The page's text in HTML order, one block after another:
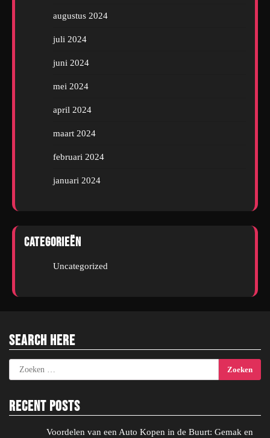
augustus 2024
juli 2024
juni 2024
mei 2024
april 2024
maart 2024
februari 2024
januari 2024
Categorieën
Uncategorized
Search Here
Zoeken
naar:
Recent Posts
Voordelen van een Auto Kopen in de Buurt: Gemak en